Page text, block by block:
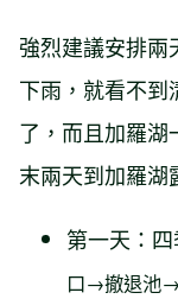
強烈建議安排
下雨，就看不
了，而且加羅
末兩天到加羅湖
第一天：
口→撤退池